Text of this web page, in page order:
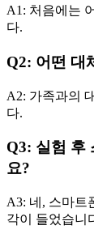
A1: 처음에는
다.
Q2: 어떤 대
A2: 가족과의
다.
Q3: 실험 후
요?
A3: 네, 스마트
각이 들었습니